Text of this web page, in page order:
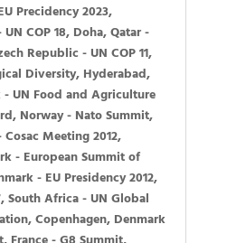
Precidency 2023,
UN COP 18, Doha, Qatar -
Republic -UN COP 11,
Diversity, Hyderabad,
-UN Food and Agriculture
Norway - Nato Summit,
Cosac Meeting2012,
- European Summit of
- EU Presidency 2012,
, South Africa -UN Global
, Copenhagen, Denmark